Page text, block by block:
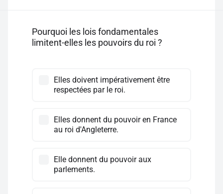
Pourquoi les lois fondamentales
limitent-elles les pouvoirs du roi ?
Elles doivent impérativement être
respectées par le roi.
Elles donnent du pouvoir en France
au roi d'Angleterre.
Elle donnent du pouvoir aux
parlements.